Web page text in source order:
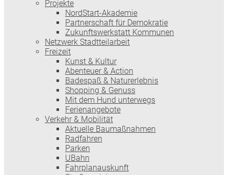
Projekte
NordStart-Akademie
Partnerschaft für Demokratie
Zukunftswerkstatt Kommunen
Netzwerk Stadtteilarbeit
Freizeit
Kunst & Kultur
Abenteuer & Action
Badespaß & Naturerlebnis
Shopping & Genuss
Mit dem Hund unterwegs
Ferienangebote
Verkehr & Mobilität
Aktuelle Baumaßnahmen
Radfahren
Parken
UBahn
Fahrplanauskunft